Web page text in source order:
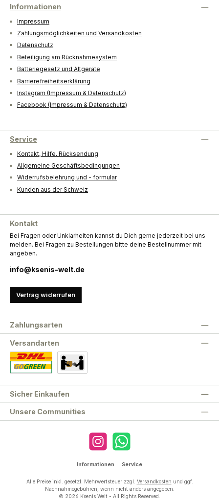
Informationen
Impressum
Zahlungsmöglichkeiten und Versandkosten
Datenschutz
Beteiligung am Rücknahmesystem
Batteriegesetz und Altgeräte
Barrierefreiheitserklärung
Instagram (Impressum & Datenschutz)
Facebook (Impressum & Datenschutz)
Service
Kontakt, Hilfe, Rücksendung
Allgemeine Geschäftsbedingungen
Widerrufsbelehrung und - formular
Kunden aus der Schweiz
Kontakt
Bei Fragen oder Unklarheiten kannst du Dich gerne jederzeit bei uns
melden. Bei Fragen zu Bestellungen bitte deine Bestellnummer mit
angeben.
info@ksenis-welt.de
Vertrag widerrufen
Unsere Communities
Zahlungsarten
Versandarten
Sicher Einkaufen
Instagram WhatsApp
Informationen Service
Alle Preise inkl. gesetzl. Mehrwertsteuer zzgl. Versandkosten und ggf.
Nachnahmegebühren, wenn nicht anders angegeben.
© 2026 Ksenis Welt - All Rights Reserved.